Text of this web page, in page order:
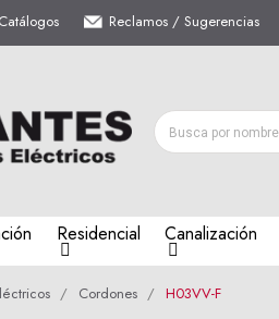
Catálogos Reclamos / Sugerencias
Residencial Canalización
Cordones H03VV-F